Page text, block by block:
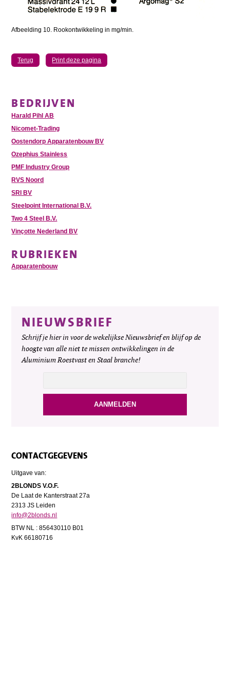
Afbeelding 10. Rookontwikkeling in mg/min.
Terug Print deze pagina
BEDRIJVEN
Harald Pihl AB
Nicomet-Trading
Oostendorp Apparatenbouw BV
Ozephius Stainless
PMF Industry Group
RVS Noord
SRI BV
Steelpoint International B.V.
Two 4 Steel B.V.
Vinçotte Nederland BV
RUBRIEKEN
Apparatenbouw
NIEUWSBRIEF
Schrijf je hier in voor de wekelijkse Nieuwsbrief en blijf op de
hoogte van alle niet te missen ontwikkelingen in de
Aluminium Roestvast en Staal branche!
CONTACTGEGEVENS
Uitgave van:
2BLONDS V.O.F.
De Laat de Kanterstraat 27a
2313 JS Leiden
info@2blonds.nl
BTW NL : 856430110 B01
KvK 66180716